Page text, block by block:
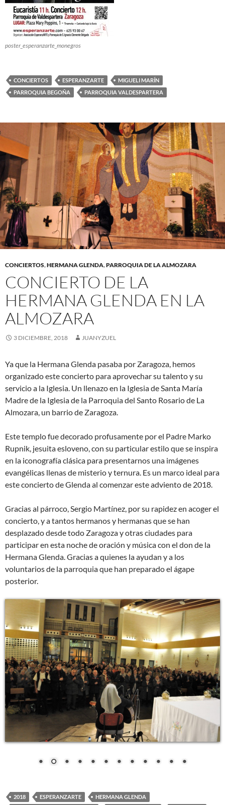
poster_esperanzarte_monegros
CONCIERTOS ESPERANZARTE
MIGUELI MARÍN
PARROQUIA BEGOÑA
PARROQUIA VALDESPARTERA
CONCIERTOS,HERMANA GLENDA,PARROQUIA DE LA ALMOZARA
CONCIERTO DE LA
HERMANA GLENDA EN LA
ALMOZARA
3 DICIEMBRE, 2018 JUANYZUEL
Ya que la Hermana Glenda pasaba por Zaragoza, hemos
organizado este concierto para aprovechar su talento y su
servicio a la Iglesia. Un llenazo en la Iglesia de Santa María
Madre de la Iglesia de la Parroquia del Santo Rosario de La
Almozara, un barrio de Zaragoza.
Este templo fue decorado profusamente por el Padre Marko
Rupnik, jesuita esloveno, con su particular estilo que se inspira
en la iconografía clásica para presentarnos una imágenes
evangélicas llenas de misterio y ternura. Es un marco ideal para
este concierto de Glenda al comenzar este adviento de 2018.
Gracias al párroco, Sergio Martínez, por su rapidez en acoger el
concierto, y a tantos hermanos y hermanas que se han
desplazado desde todo Zaragoza y otras ciudades para
participar en esta noche de oración y música con el don de la
Hermana Glenda. Gracias a quienes la ayudan y a los
voluntarios de la parroquia que han preparado el ágape
posterior.
2018 ESPERANZARTE
HERMANA GLENDA